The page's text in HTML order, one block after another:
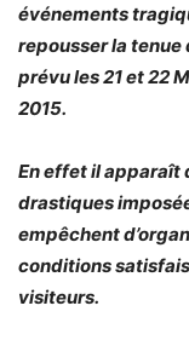
événements
repousser la tenue
prévu les 21 et 22
2015.
En effet il apparaît
drastiques
empêchent
conditions
visiteurs.